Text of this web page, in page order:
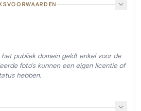
publiek domein geldt enkel voor de
foto's kunnen een eigen licentie of
hebben.